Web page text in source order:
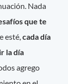
Nada
que te
esté,cada día
la día
agrego